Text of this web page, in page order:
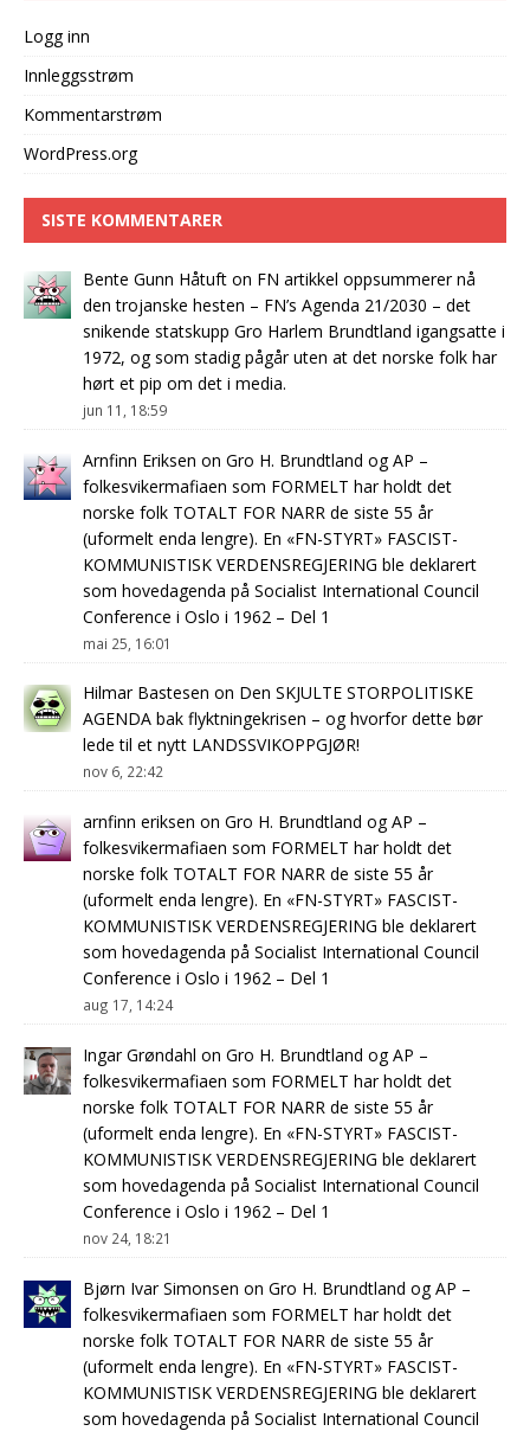
Logg inn
Innleggsstrøm
Kommentarstrøm
WordPress.org
SISTE KOMMENTARER
Bente Gunn Håtuft on FN artikkel oppsummerer nå
den trojanske hesten – FN’s Agenda 21/2030 – det
snikende statskupp Gro Harlem Brundtland igangsatte i
1972, og som stadig pågår uten at det norske folk har
hørt et pip om det i media.
jun 11, 18:59
Arnfinn Eriksen on Gro H. Brundtland og AP –
folkesvikermafiaen som FORMELT har holdt det
norske folk TOTALT FOR NARR de siste 55 år
(uformelt enda lengre). En «FN-STYRT» FASCIST-
KOMMUNISTISK VERDENSREGJERING ble deklarert
som hovedagenda på Socialist International Council
Conference i Oslo i 1962 – Del 1
mai 25, 16:01
Hilmar Bastesen on Den SKJULTE STORPOLITISKE
AGENDA bak flyktningekrisen – og hvorfor dette bør
lede til et nytt LANDSSVIKOPPGJØR!
nov 6, 22:42
arnfinn eriksen on Gro H. Brundtland og AP –
folkesvikermafiaen som FORMELT har holdt det
norske folk TOTALT FOR NARR de siste 55 år
(uformelt enda lengre). En «FN-STYRT» FASCIST-
KOMMUNISTISK VERDENSREGJERING ble deklarert
som hovedagenda på Socialist International Council
Conference i Oslo i 1962 – Del 1
aug 17, 14:24
Ingar Grøndahl on Gro H. Brundtland og AP –
folkesvikermafiaen som FORMELT har holdt det
norske folk TOTALT FOR NARR de siste 55 år
(uformelt enda lengre). En «FN-STYRT» FASCIST-
KOMMUNISTISK VERDENSREGJERING ble deklarert
som hovedagenda på Socialist International Council
Conference i Oslo i 1962 – Del 1
nov 24, 18:21
Bjørn Ivar Simonsen on Gro H. Brundtland og AP –
folkesvikermafiaen som FORMELT har holdt det
norske folk TOTALT FOR NARR de siste 55 år
(uformelt enda lengre). En «FN-STYRT» FASCIST-
KOMMUNISTISK VERDENSREGJERING ble deklarert
som hovedagenda på Socialist International Council